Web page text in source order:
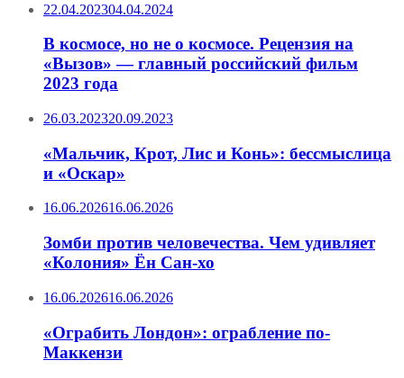
22.04.202304.04.2024
В космосе, но не о космосе. Рецензия на
«Вызов» — главный российский фильм
2023 года
26.03.202320.09.2023
«Мальчик, Крот, Лис и Конь»: бессмыслица
и «Оскар»
16.06.202616.06.2026
Зомби против человечества. Чем удивляет
«Колония» Ён Сан-хо
16.06.202616.06.2026
«Ограбить Лондон»: ограбление по-
Маккензи